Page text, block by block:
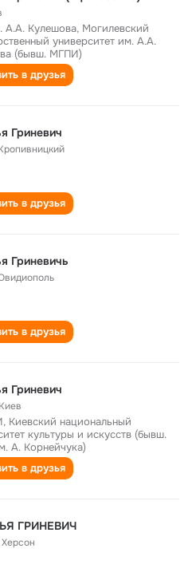
А.А. Кулешова, Могилевский
университет им. А.А.
(бывш. МГПИ)
в друзья
Гриневич
в друзья
Гриневичь
в друзья
Гриневич
Киев
Киевский национальный
культуры и искусств (бывш.
А. Корнейчука)
в друзья
ГРИНЕВИЧ
Херсон